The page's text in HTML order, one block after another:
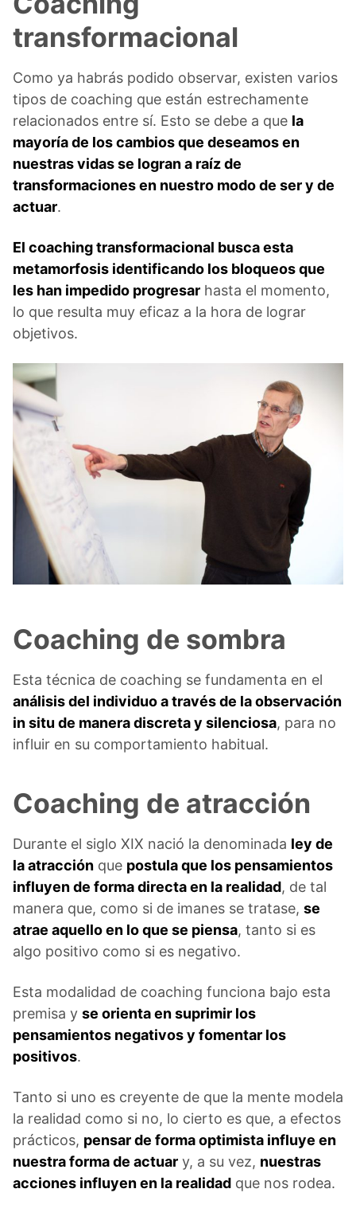
transformacional
Como ya habrás podido observar, existen varios
tipos de coaching que están estrechamente
relacionados entre sí. Esto se debe a que la
mayoría de los cambios que deseamos en
nuestras vidas se logran a raíz de
transformaciones en nuestro modo de ser y de
actuar.
El coaching transformacional busca esta
metamorfosis identificando los bloqueos que
les han impedido progresar hasta el momento,
lo que resulta muy eficaz a la hora de lograr
objetivos.
Coaching de sombra
Esta técnica de coaching se fundamenta en el
análisis del individuo a través de la observación
in situ de manera discreta y silenciosa, para no
influir en su comportamiento habitual.
Coaching de atracción
Durante el siglo XIX nació la denominada ley de
la atracción que postula que los pensamientos
influyen de forma directa en la realidad, de tal
manera que, como si de imanes se tratase, se
atrae aquello en lo que se piensa, tanto si es
algo positivo como si es negativo.
Esta modalidad de coaching funciona bajo esta
premisa y se orienta en suprimir los
pensamientos negativos y fomentar los
positivos.
Tanto si uno es creyente de que la mente modela
la realidad como si no, lo cierto es que, a efectos
prácticos, pensar de forma optimista influye en
nuestra forma de actuar y, a su vez, nuestras
acciones influyen en la realidad que nos rodea.